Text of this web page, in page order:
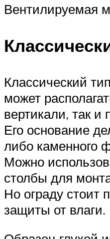
Вентилируемая
Классический
может
вертикали, так и
Его основание
либо каменного
Можно
столбы для
Но ограду стоит
защиты от влаги.